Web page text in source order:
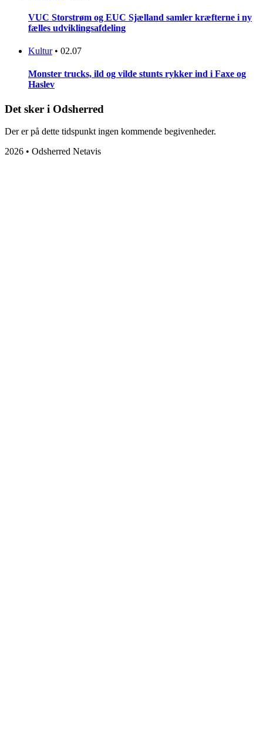
VUC Storstrøm og EUC Sjælland samler kræfterne i ny
fælles udviklingsafdeling
Kultur • 02.07
Monster trucks, ild og vilde stunts rykker ind i Faxe og
Haslev
Det sker i Odsherred
Der er på dette tidspunkt ingen kommende begivenheder.
2026 • Odsherred Netavis